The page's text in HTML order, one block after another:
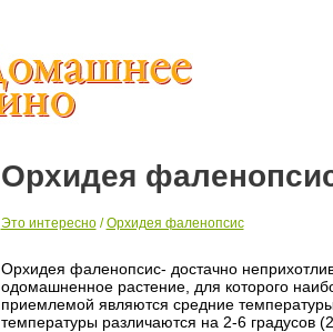
Орхидея
Это интересно/Орхидея фаленопсис
Орхидея фаленопсис- достачно
одомашненное растение, для которого
приемлемой являются средние
температуры различаются на 2-6 градусов